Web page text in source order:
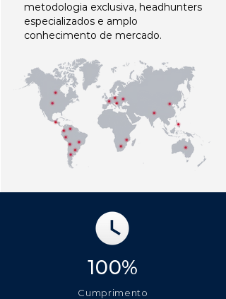
metodologia exclusiva, headhunters
especializados e amplo
conhecimento de mercado.
100%
Cumprimento